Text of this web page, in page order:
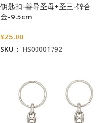
钥匙扣-善导圣母+圣三-锌合
金-9.5cm
¥25.00
SKU： HS00001792